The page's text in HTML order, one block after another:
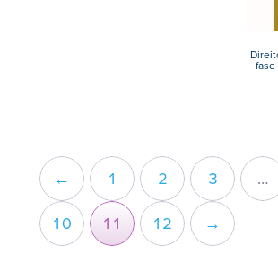
← 1 2 3 …
10
11 12 →